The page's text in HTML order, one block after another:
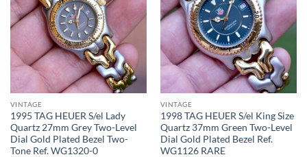
VINTAGE
1995 TAG HEUER S/el Lady
Quartz 27mm Grey Two-Level
Dial Gold Plated Bezel Two-
Tone Ref. WG1320-0
VINTAGE
1998 TAG HEUER S/el King Size
Quartz 37mm Green Two-Level
Dial Gold Plated Bezel Ref.
WG1126 RARE